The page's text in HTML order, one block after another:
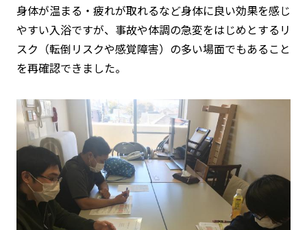
身体が温まる・疲れが取れるなど身体に良い効果を感じ
やすい入浴ですが、事故や体調の急変をはじめとするリ
スク（転倒リスクや感覚障害）の多い場面でもあること
を再確認できました。